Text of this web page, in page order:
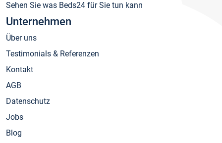
Sehen Sie was Beds24 für Sie tun kann
Unternehmen
Über uns
Testimonials & Referenzen
Kontakt
AGB
Datenschutz
Jobs
Blog